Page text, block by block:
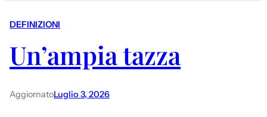
DEFINIZIONI
Un’ampia tazza
AggiornatoLuglio 3, 2026